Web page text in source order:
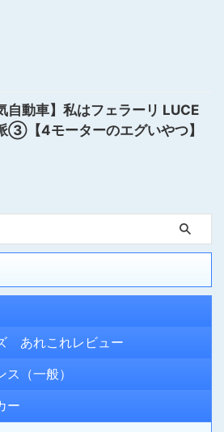
自動車】私はフェラーリ LUCE
③【4モーターのエグいやつ】
あれこれレビュー
（一般）
ー